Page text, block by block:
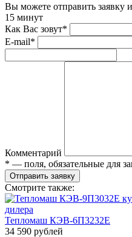
Вы можете отправить заявку
15 минут
Как Вас зовут*
E-mail*
Комментарий
* — поля, обязательные для
Отправить заявку
Смотрите также:
Тепломаш КЭВ-6П3232Е
34 590 рублей